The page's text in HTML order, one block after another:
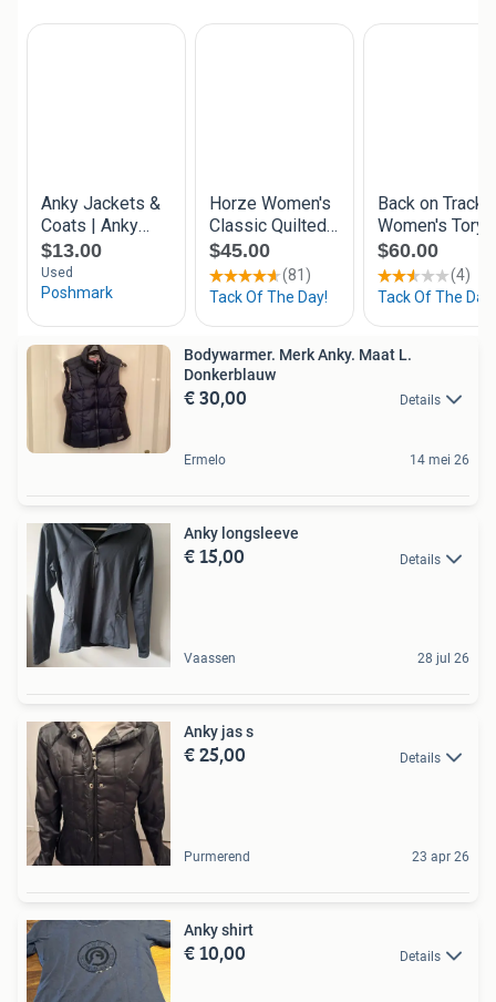
Bodywarmer. Merk Anky. Maat L.
Donkerblauw
€ 30,00 Details
Ermelo 14 mei 26
Anky longsleeve
€ 15,00 Details
Vaassen 28 jul 26
Anky jas s
€ 25,00 Details
Purmerend 23 apr 26
Anky shirt
€ 10,00 Details